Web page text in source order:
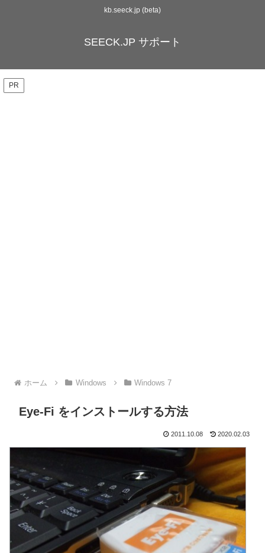
kb.seeck.jp (beta)
SEECK.JP サポート
PR
ホーム Windows Windows 7
Eye-Fi をインストールする方法
2011.10.08 2020.02.03